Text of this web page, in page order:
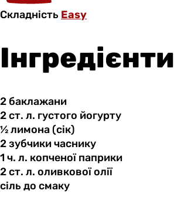
Складність Easy
Інгредієнти
2 баклажани
2 ст. л. густого йогурту
½ лимона(сік)
2 зубчикичаснику
1 ч. л. копченої паприки
2 ст. л. оливкової олії
сіль до смаку